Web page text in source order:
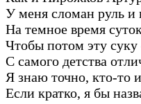
У меня сломан руль и
На темное время
Чтобы потом эту суку
С самого детства
Я знаю точно, кто-то
Если кратко, я бы